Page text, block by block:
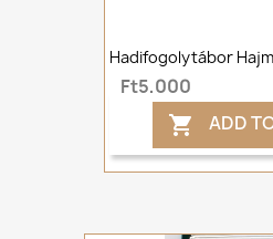
Hadifogolytábor
Ft5,000
 ADD